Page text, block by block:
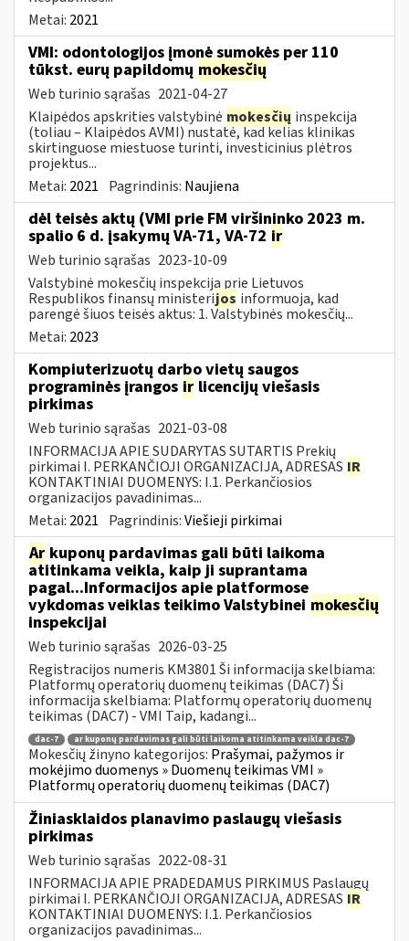
Metai: 2021
VMI: odontologijos įmonė sumokės per 110
tūkst. eurų papildomų mokesčių
Web turinio sąrašas 2021-04-27
Klaipėdos apskrities valstybinė mokesčių inspekcija
(toliau – Klaipėdos AVMI) nustatė, kad kelias klinikas
skirtinguose miestuose turinti, investicinius plėtros
projektus...
Metai: 2021 Pagrindinis: Naujiena
dėl teisės aktų (VMI prie FM viršininko 2023 m.
spalio 6 d. įsakymų VA-71, VA-72 ir
Web turinio sąrašas 2023-10-09
Valstybinė mokesčių inspekcija prie Lietuvos
Respublikos finansų ministerijos informuoja, kad
parengė šiuos teisės aktus: 1. Valstybinės mokesčių...
Metai: 2023
Kompiuterizuotų darbo vietų saugos
programinės įrangos ir licencijų viešasis
pirkimas
Web turinio sąrašas 2021-03-08
INFORMACIJA APIE SUDARYTAS SUTARTIS Prekių
pirkimai I. PERKANČIOJI ORGANIZACIJA, ADRESAS IR
KONTAKTINIAI DUOMENYS: I.1. Perkančiosios
organizacijos pavadinimas...
Metai: 2021 Pagrindinis:Viešieji pirkimai
Ar kuponų pardavimas gali būti laikoma
atitinkama veikla, kaip ji suprantama
pagal...Informacijos apie platformose
vykdomas veiklas teikimo Valstybinei mokesčių
inspekcijai
Web turinio sąrašas 2026-03-25
Registracijos numeris KM3801 Ši informacija skelbiama:
Platformų operatorių duomenų teikimas (DAC7) Ši
informacija skelbiama: Platformų operatorių duomenų
teikimas (DAC7) - VMI Taip, kadangi...
dac-7 ar kuponų pardavimas gali būti laikoma atitinkama veikla dac-7
Mokesčių žinyno kategorijos: Prašymai, pažymos ir
mokėjimo duomenys » Duomenų teikimas VMI »
Platformų operatorių duomenų teikimas (DAC7)
Žiniasklaidos planavimo paslaugų viešasis
pirkimas
Web turinio sąrašas 2022-08-31
INFORMACIJA APIE PRADEDAMUS PIRKIMUS Paslaugų
pirkimai I. PERKANČIOJI ORGANIZACIJA, ADRESAS IR
KONTAKTINIAI DUOMENYS: I.1. Perkančiosios
organizacijos pavadinimas...